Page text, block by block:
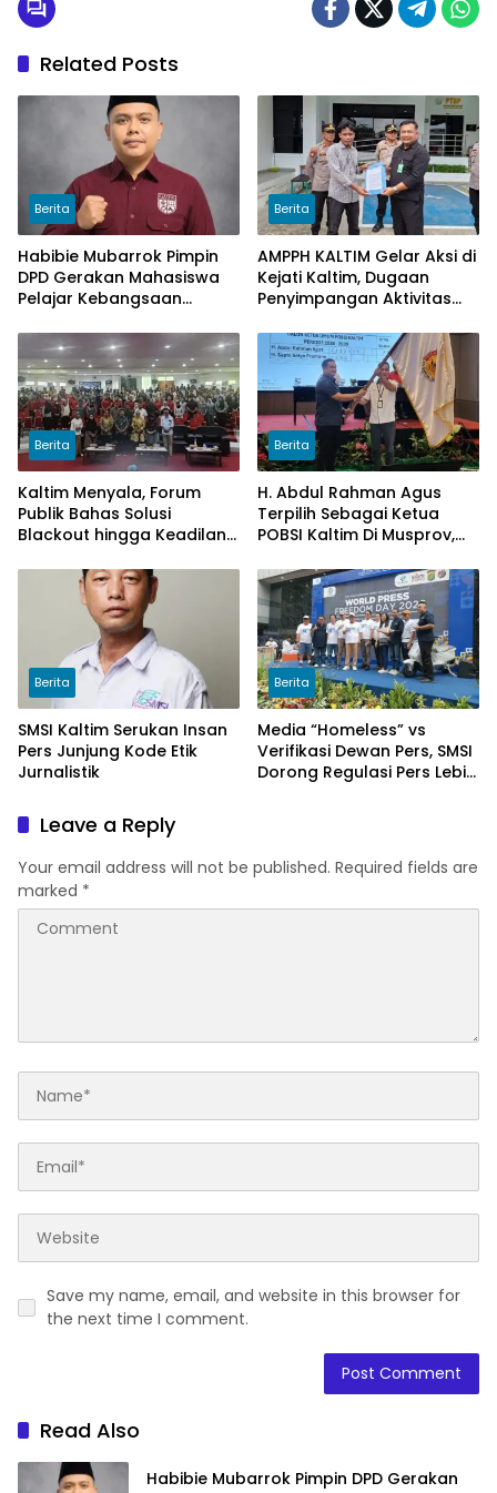
Related Posts
Berita
Habibie Mubarrok Pimpin
DPD Gerakan Mahasiswa
Pelajar Kebangsaan
Berita
AMPPH KALTIM Gelar Aksi di
Kejati Kaltim, Dugaan
Penyimpangan Aktivitas
Sawit di Logpond Tubaan
Berita
Kaltim Menyala, Forum
Publik Bahas Solusi
Blackout hingga Keadilan
Berita
H. Abdul Rahman Agus
Terpilih Sebagai Ketua
POBSI Kaltim Di Musprov,
Billiar
Berita
SMSI Kaltim Serukan Insan
Pers Junjung Kode Etik
Jurnalistik
Berita
Media “Homeless” vs
Verifikasi Dewan Pers, SMSI
Dorong Regulasi Pers Lebih
Leave a Reply
Your email address will not be published. Required fields are
marked *
Save my name, email, and website in this browser for
the next time I comment.
Read Also
Habibie Mubarrok Pimpin DPD Gerakan